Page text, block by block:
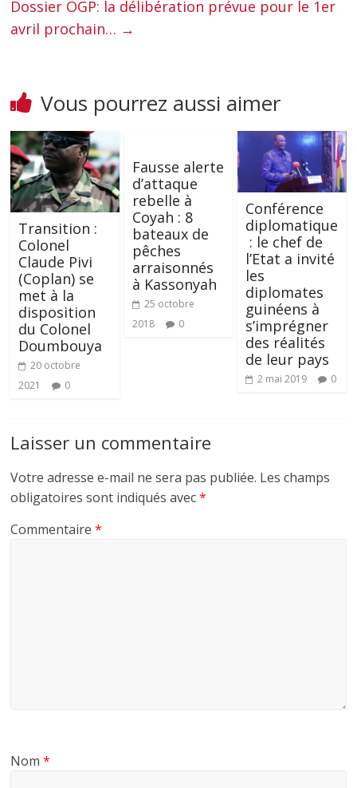
Dossier OGP: la délibération prévue pour le 1er
avril prochain… →
Vous pourrez aussi aimer
Transition :
Colonel
Claude Pivi
(Coplan) se
met à la
disposition
du Colonel
Doumbouya
20 octobre
2021
0
Fausse alerte
d’attaque
rebelle à
Coyah : 8
bateaux de
pêches
arraisonnés
à Kassonyah
25 octobre
2018
0
Conférence
diplomatique
: le chef de
l’Etat a invité
les
diplomates
guinéens à
s’imprégner
des réalités
de leur pays
2 mai 2019 0
Laisser un commentaire
Votre adresse e-mail ne sera pas publiée. Les champs
obligatoires sont indiqués avec*
Commentaire*
Nom*